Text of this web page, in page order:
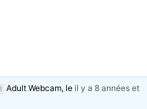
Adult Webcam, leil y a 8 années et